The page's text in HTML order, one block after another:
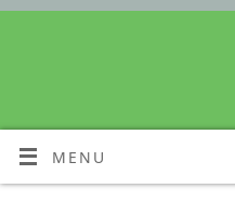
MENU